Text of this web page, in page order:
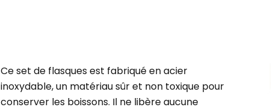
Ce set de flasques est fabriqué en acier
inoxydable, un matériau sûr et non toxique pour
conserver les boissons. Il ne libère aucune